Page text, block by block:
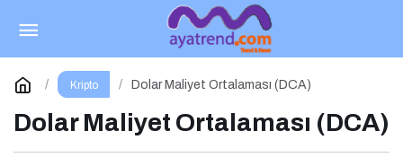
Kripto Dolar Maliyet Ortalaması (DCA)
Dolar Maliyet Ortalaması (DCA)
DeFi’de Likidite Havuzları: Yeni Nesil Finansın
KalbiYorum Yap